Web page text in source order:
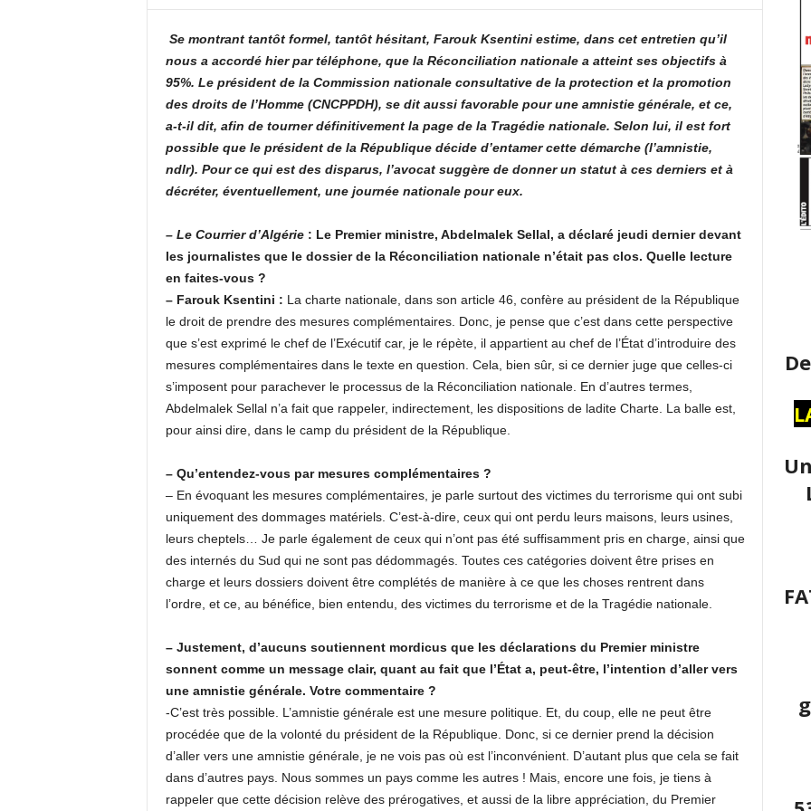
Se montrant tantôt formel, tantôt hésitant, Farouk Ksentini estime, dans cet entretien qu’il
nous a accordé hier par téléphone, que la Réconciliation nationale a atteint ses objectifs à
95%. Le président de la Commission nationale consultative de la protection et la promotion
des droits de l’Homme (CNCPPDH), se dit aussi favorable pour une amnistie générale, et ce,
a-t-il dit, afin de tourner définitivement la page de la Tragédie nationale. Selon lui, il est fort
possible que le président de la République décide d’entamer cette démarche (l’amnistie,
ndlr). Pour ce qui est des disparus, l’avocat suggère de donner un statut à ces derniers et à
décréter, éventuellement, une journée nationale pour eux.
– Le Courrier d’Algérie: Le Premier ministre, Abdelmalek Sellal, a déclaré jeudi dernier devant
les journalistes que le dossier de la Réconciliation nationale n’était pas clos. Quelle lecture
en faites-vous ?
– Farouk Ksentini : La charte nationale, dans son article 46, confère au président de la République
le droit de prendre des mesures complémentaires. Donc, je pense que c’est dans cette perspective
que s’est exprimé le chef de l’Exécutif car, je le répète, il appartient au chef de l’État d’introduire des
mesures complémentaires dans le texte en question. Cela, bien sûr, si ce dernier juge que celles-ci
s’imposent pour parachever le processus de la Réconciliation nationale. En d’autres termes,
Abdelmalek Sellal n’a fait que rappeler, indirectement, les dispositions de ladite Charte. La balle est,
pour ainsi dire, dans le camp du président de la République.
– Qu’entendez-vous par mesures complémentaires ?
– En évoquant les mesures complémentaires, je parle surtout des victimes du terrorisme qui ont subi
uniquement des dommages matériels. C’est-à-dire, ceux qui ont perdu leurs maisons, leurs usines,
leurs cheptels… Je parle également de ceux qui n’ont pas été suffisamment pris en charge, ainsi que
des internés du Sud qui ne sont pas dédommagés. Toutes ces catégories doivent être prises en
charge et leurs dossiers doivent être complétés de manière à ce que les choses rentrent dans
l’ordre, et ce, au bénéfice, bien entendu, des victimes du terrorisme et de la Tragédie nationale.
– Justement, d’aucuns soutiennent mordicus que les déclarations du Premier ministre
sonnent comme un message clair, quant au fait que l’État a, peut-être, l’intention d’aller vers
une amnistie générale. Votre commentaire ?
-C’est très possible. L’amnistie générale est une mesure politique. Et, du coup, elle ne peut être
procédée que de la volonté du président de la République. Donc, si ce dernier prend la décision
d’aller vers une amnistie générale, je ne vois pas où est l’inconvénient. D’autant plus que cela se fait
dans d’autres pays. Nous sommes un pays comme les autres ! Mais, encore une fois, je tiens à
rappeler que cette décision relève des prérogatives, et aussi de la libre appréciation, du Premier